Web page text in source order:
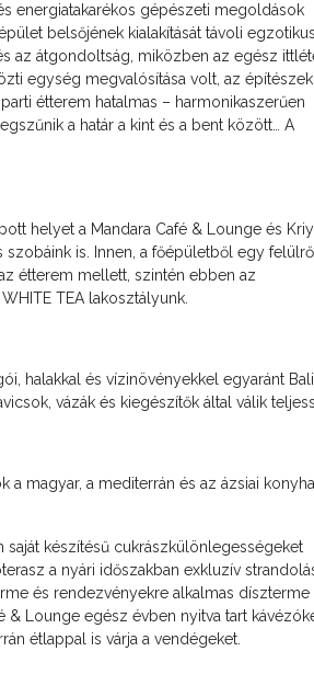
energiatakarékos gépészeti megoldások
belsőjének kialakítását távoli egzotikus
az átgondoltság, miközben az egész
egység megvalósítása volt, az építészek
étterem hatalmas – harmonikaszerűen
a határ a kint és a bent között… A
helyet a Mandara Café & Lounge és
is. Innen, a főépületből egy felülről
étterem mellett, szintén ebben az
TEA lakosztályunk.
halakkal és vízinövényekkel egyaránt
vázák és kiegészítők által válik
magyar, a mediterrán és az ázsiai konyha
készítésű cukrászkülönlegességeket
a nyári időszakban exkluzív
és rendezvényekre alkalmas díszterme
Lounge egész évben nyitva tart
étlappal is várja a vendégeket.